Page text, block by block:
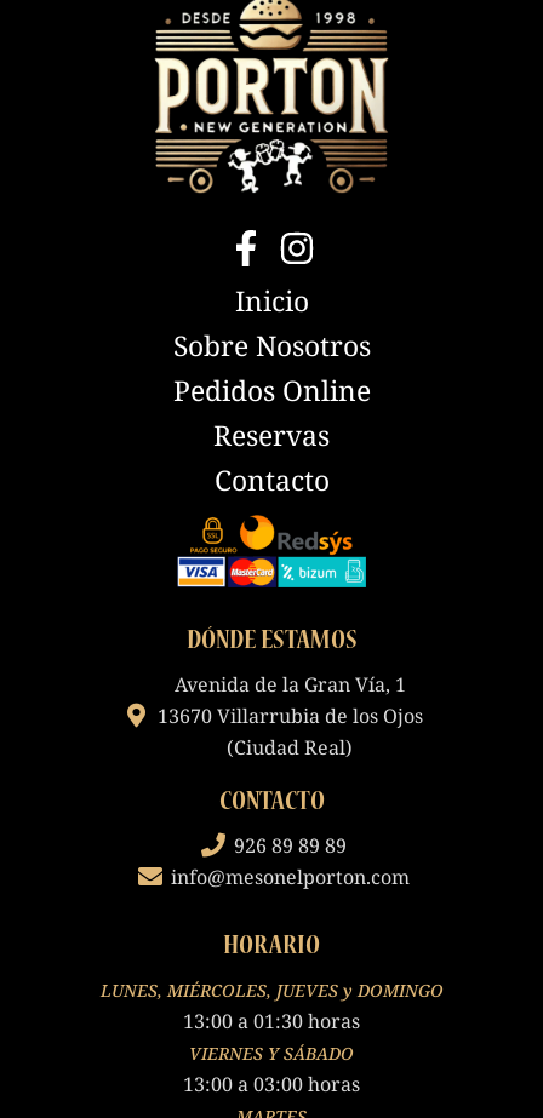
Inicio
Sobre Nosotros
Pedidos Online
Reservas
Contacto
DÓNDE ESTAMOS
Avenida de la Gran Vía, 1
13670 Villarrubia de los Ojos
(Ciudad Real)
CONTACTO
926 89 89 89
info@mesonelporton.com
HORARIO
LUNES, MIÉRCOLES, JUEVES y DOMINGO
13:00 a 01:30 horas
VIERNES Y SÁBADO
13:00 a 03:00 horas